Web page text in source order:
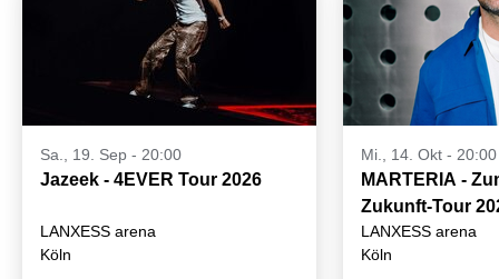
Sa., 19. Sep - 20:00
Jazeek - 4EVER Tour 2026
LANXESS arena
Köln
Mi., 14. Okt - 20:00
MARTERIA -
Zukunft-Tour
LANXESS arena
Köln